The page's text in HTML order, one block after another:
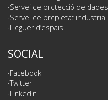
Servei de protecció de dades
Servei de propietat industrial
Lloguer d’espais
SOCIAL
Facebook
Twitter
Linkedin